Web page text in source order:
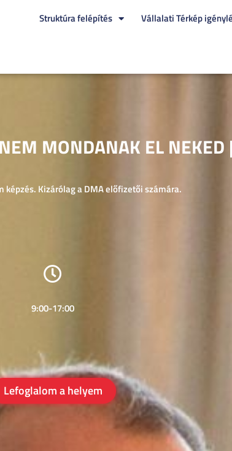
Struktúra felépítés Vállalati Térkép
MONDANAK EL
képzés. Kizárólag a DMA előfizetői számára.
9:00-17:00
Lefoglalom a helyem